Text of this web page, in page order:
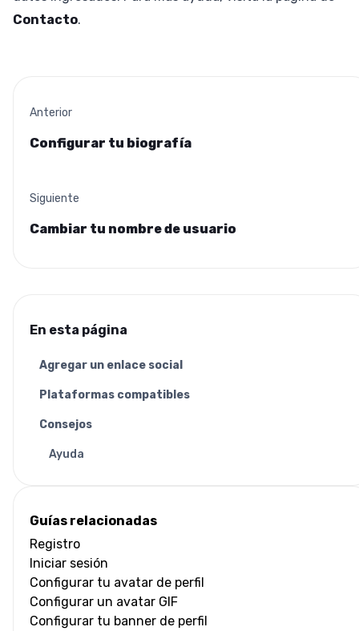
Contacto.
Anterior
Configurar tu biografía
Siguiente
Cambiar tu nombre de usuario
En esta página
Agregar un enlace social
Plataformas compatibles
Consejos
Ayuda
Guías relacionadas
Registro
Iniciar sesión
Configurar tu avatar de perfil
Configurar un avatar GIF
Configurar tu banner de perfil